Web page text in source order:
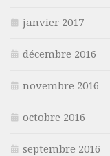
janvier 2017
décembre 2016
novembre 2016
octobre 2016
septembre 2016